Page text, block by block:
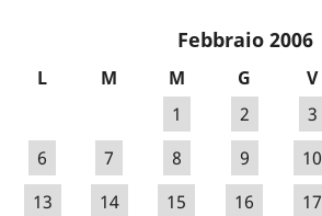
Febbraio 2006
L M M G V
1
2 3
6
7 8 9 10
13
14 15 16 17